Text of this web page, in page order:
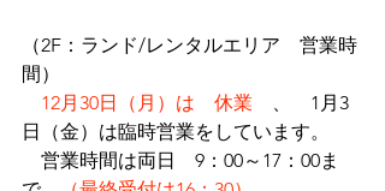
（2F：ランド/レンタルエリア　営業時
間）
12月30日（月）は　休業 、　1月3
日（金）は臨時営業をしています。
営業時間は両日　9：00～17：00ま